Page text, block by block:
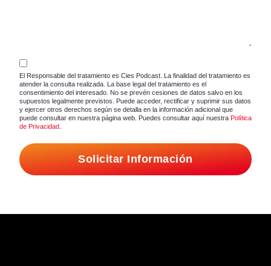
El Responsable del tratamiento es Cies Podcast. La finalidad del tratamiento es
atender la consulta realizada. La base legal del tratamiento es el
consentimiento del interesado. No se prevén cesiones de datos salvo en los
supuestos legalmente previstos. Puede acceder, rectificar y suprimir sus datos
y ejercer otros derechos según se detalla en la información adicional que
puede consultar en nuestra página web. Puedes consultar aquí nuestra Política
de Privacidad
Solicitar Información